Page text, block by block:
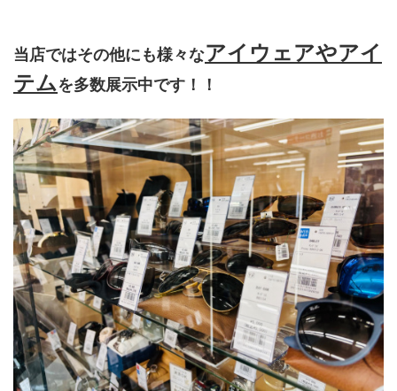
当店ではその他にも様々なアイウェアやアイ
テム を多数展示中です！！